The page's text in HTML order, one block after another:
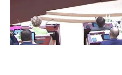
НЕФТЬ
РОЗНИЧНАЯ ТОРГОВЛЯ
ТРАНСПОРТ
НОВОСТИ ТЕХНОЛОГИЙ
IT
МЕРОПРИЯТИЯ
НОВОСТИ МЕРОПРИЯТИЙ
СПОРТ